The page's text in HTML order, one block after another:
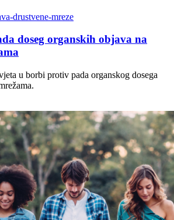
doseg organskih objava na
u borbi protiv pada organskog dosega